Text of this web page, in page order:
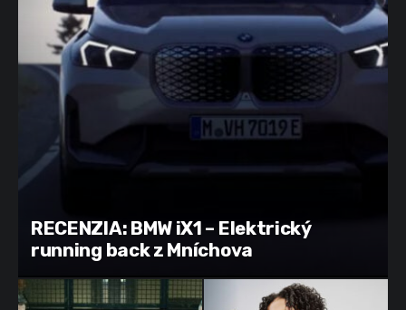
RECENZIA: BMW iX1 – Elektrický
running back z Mníchova